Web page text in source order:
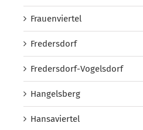
Frauenviertel
Fredersdorf
Fredersdorf-Vogelsdorf
Hangelsberg
Hansaviertel